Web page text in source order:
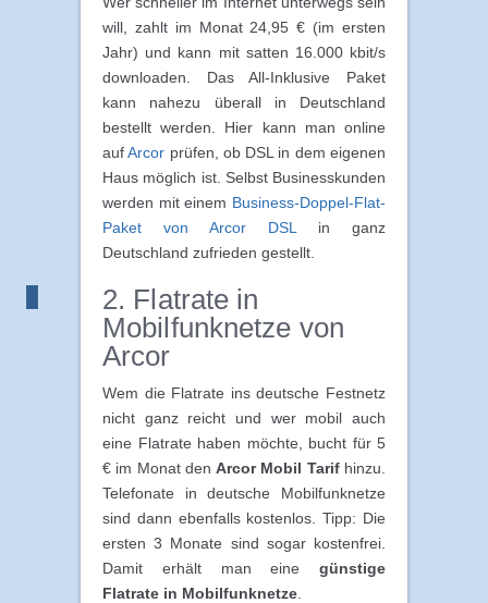
will, zahlt im Monat 24,95 € (im ersten
Jahr) und kann mit satten 16.000 kbit/s
downloaden. Das All-Inklusive Paket
kann nahezu überall in Deutschland
bestellt werden. Hier kann man online
aufArcor prüfen, ob DSL in dem eigenen
Haus möglich ist. Selbst Businesskunden
werden mit einem Business-Doppel-Flat-
Paket von Arcor DSL
in ganz
Deutschland zufrieden gestellt.
2. Flatrate in
Mobilfunknetze von
Arcor
Wem die Flatrate ins deutsche Festnetz
nicht ganz reicht und wer mobil auch
eine Flatrate haben möchte, bucht für 5
€ im Monat denArcor Mobil Tarifhinzu.
Telefonate in deutsche Mobilfunknetze
sind dann ebenfalls kostenlos. Tipp: Die
ersten 3 Monate sind sogar kostenfrei.
Damit erhält man eine günstige
Flatrate in Mobilfunknetze